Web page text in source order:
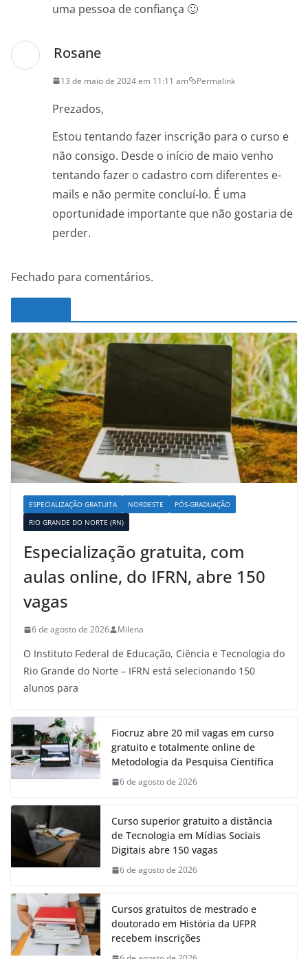
uma pessoa de confiança 🙂
Rosane
13 de maio de 2024 em 11:11 am Permalink
Prezados,
Estou tentando fazer inscrição para o curso e
não consigo. Desde o início de maio venho
tentando fazer o cadastro com diferentes e-
mails e não permite concluí-lo. É uma
oportunidade importante que não gostaria de
perder.
Fechado para comentários.
ESPECIALIZAÇÃO GRATUITA NORDESTE
PÓS-GRADUAÇÃO
RIO GRANDE DO NORTE (RN)
Especialização gratuita, com
aulas online, do IFRN, abre 150
vagas
6 de agosto de 2026 Milena
O Instituto Federal de Educação, Ciência e Tecnologia do
Rio Grande do Norte – IFRN está selecionando 150
alunos para
Fiocruz abre 20 mil vagas em curso
gratuito e totalmente online de
Metodologia da Pesquisa Científica
6 de agosto de 2026
Curso superior gratuito a distância
de Tecnologia em Mídias Sociais
Digitais abre 150 vagas
6 de agosto de 2026
Cursos gratuitos de mestrado e
doutorado em História da UFPR
recebem inscrições